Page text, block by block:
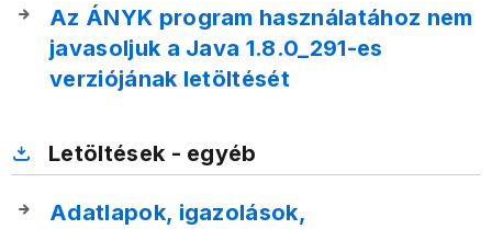
Az ÁNYK program használatához nem
javasoljuk a Java 1.8.0_291-es
verziójának letöltését
Letöltések - egyéb
Adatlapok, igazolások,